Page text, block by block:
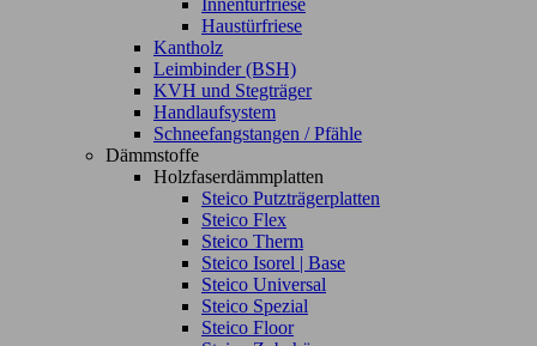
Innentürfriese
Haustürfriese
Kantholz
Leimbinder (BSH)
KVH und Stegträger
Handlaufsystem
Schneefangstangen / Pfähle
Dämmstoffe
Holzfaserdämmplatten
Steico Putzträgerplatten
Steico Flex
Steico Therm
Steico Isorel | Base
Steico Universal
Steico Spezial
Steico Floor